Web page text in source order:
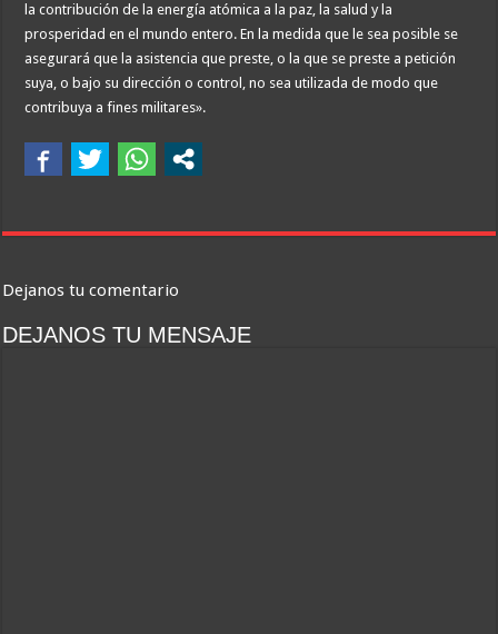
la contribución de la energía atómica a la paz, la salud y la
prosperidad en el mundo entero. En la medida que le sea posible se
asegurará que la asistencia que preste, o la que se preste a petición
suya, o bajo su dirección o control, no sea utilizada de modo que
contribuya a fines militares».
Dejanos tu comentario
DEJANOS TU MENSAJE